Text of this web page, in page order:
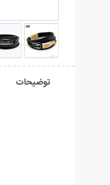
توضیحات